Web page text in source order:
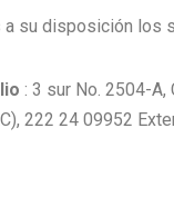
a su disposición los
: 3 sur No. 2504-A,
222 24 09952